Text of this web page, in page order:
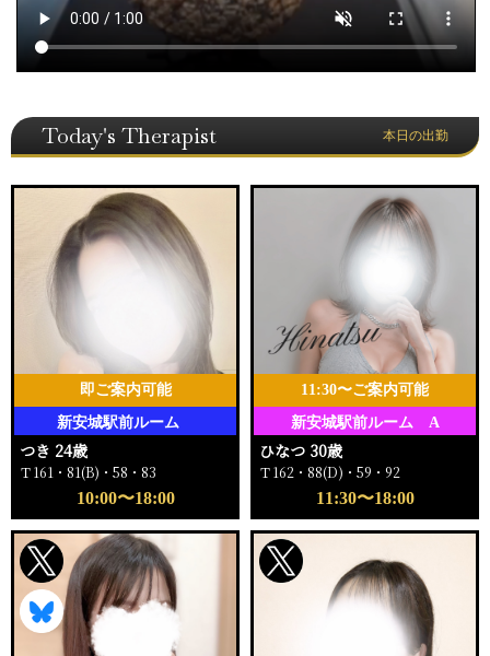
Today's Therapist 本日の出勤
新安城駅前ルーム
即ご案内可能
つき 24歳
Ｔ161・81(B)・58・83
10:00〜18:00
新安城駅前ルーム A
11:30〜ご案内可能
ひなつ 30歳
Ｔ162・88(D)・59・92
11:30〜18:00